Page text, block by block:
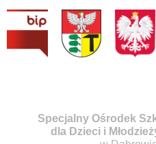
Specjalny Ośrodek
dla Dzieci i